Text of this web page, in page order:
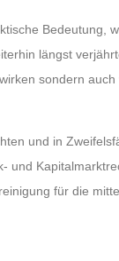
Bedeutung,
längst
sondern
und in
und
für die